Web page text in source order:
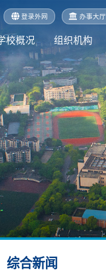
登录外网 办事大厅
校概况 组织机构
综合新闻